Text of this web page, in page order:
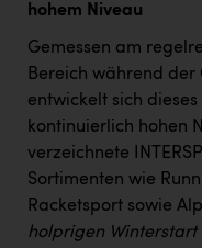
SCRI - Salzburg
Schwingshandl -
Smurfit Westrock
hohem Niveau
Gemessen am
Bereich während
entwickelt sich
kontinuierlich hohen
verzeichnete
Sortimenten wie
Racketsport sowie
holprigen Winterstart